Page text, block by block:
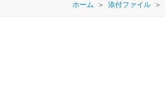
ホーム 添付ファイル